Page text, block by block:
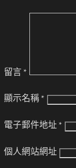
留言 *
顯示名稱 *
電子郵件地址 *
個人網站網址